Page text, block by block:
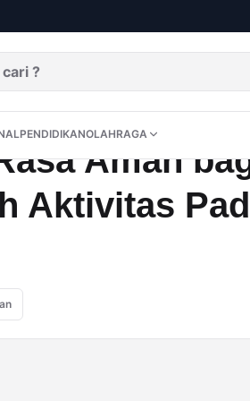
OPININUSANTARAINTERNASIONAL
PENDIDIKANOLAHRAGA
bagi Rendi di Tengah Aktivitas Padat
Aman
Aktivitas